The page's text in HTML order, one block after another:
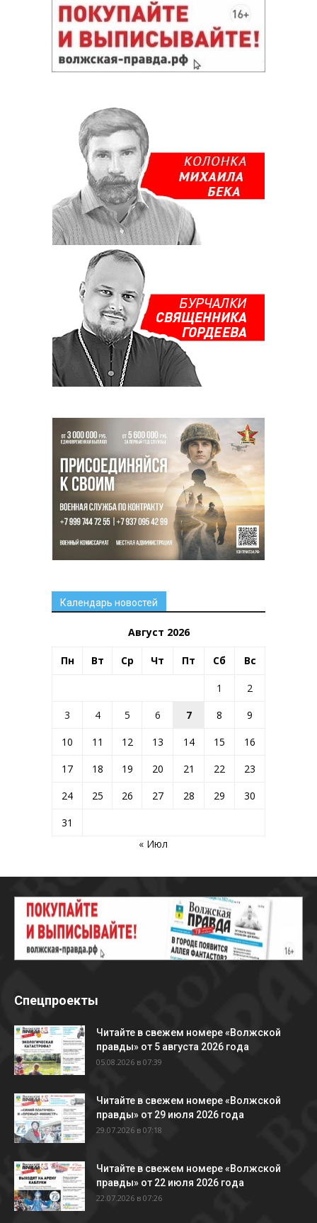
Календарь новостей
Август 2026
Пн Вт Ср Чт Пт Сб Вс
1
2
3
4 5 6 7 8
9
10
11 12 13 14 15
16
17
18 19 20 21 22
23
24
25 26 27 28 29
30
31
« Июл
Спецпроекты
Читайте в свежем номере «Волжской
правды» от 5 августа 2026 года
05.08.2026 в 07:39
Читайте в свежем номере «Волжской
правды» от 29 июля 2026 года
29.07.2026 в 07:18
Читайте в свежем номере «Волжской
правды» от 22 июля 2026 года
22.07.2026 в 07:26